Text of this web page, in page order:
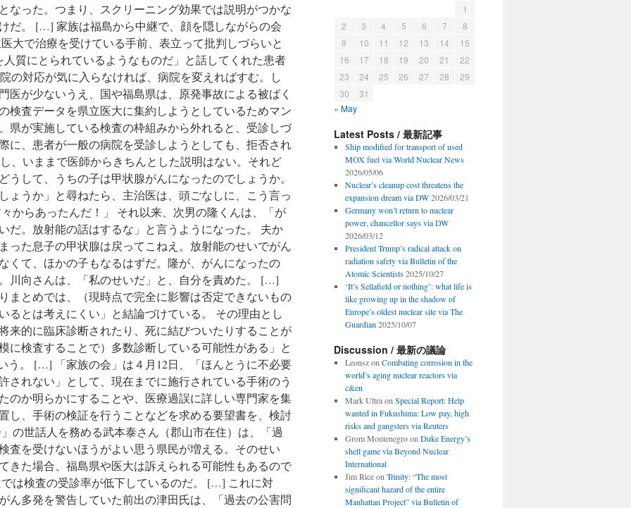
なった。つまり、スクリーニング効果では説明がつかな
だ。 […] 家族は福島から中継で、顔を隠しながらの会
大で治療を受けている手前、表立って批判しづらいと
質にとられているようなものだ」と話してくれた患者
の対応が気に入らなければ、病院を変えればすむ。し
医が少ないうえ、国や福島県は、原発事故による被ばく
検査データを県立医大に集約しようとしているためマン
県が実施している検査の枠組みから外れると、受診しづ
に、患者が一般の病院を受診しようとしても、拒否され
いままで医師からきちんとした説明はない。それど
うして、うちの子は甲状腺がんになったのでしょうか。
ょうか」と尋ねたら、主治医は、頭ごなしに、こう言っ
からあったんだ！」 それ以来、次男の隆くんは、「が
だ。放射能の話はするな」と言うようになった。 夫か
った息子の甲状腺は戻ってこねえ。放射能のせいでがん
くて、ほかの子もなるはずだ。隆が、がんになったの
川向さんは、「私のせいだ」と、自分を責めた。 […]
まとめでは、（現時点で完全に影響は否定できないもの
るとは考えにくい」と結論づけている。 その理由とし
来的に臨床診断されたり、死に結びついたりすることが
に検査することで）多数診断している可能性がある」と
う。 […] 「家族の会」は４月12日、「ほんとうに不必要
されない」として、現在までに施行されている手術のう
のか明らかにすることや、医療過誤に詳しい専門家を集
し、手術の検証を行うことなどを求める要望書を、検討
の世話人を務める武本泰さん（郡山市在住）は、「過
査を受けないほうがよい思う県民が増える。そのせい
きた場合、福島県や医大は訴えられる可能性もあるので
は検査の受診率が低下しているのだ。 […] これに対
ん多発を警告していた前出の津田氏は、「過去の公害問
1
2
3 4 5 6 7
8
9
10 11 12 13 14
15
16
17 18 19 20 21
22
23
24 25 26 27 28
29
30
31
« May
Latest Posts / 最新記事
Ship modified for transport of used
MOX fuel via World Nuclear News
2026/05/06
Nuclear’s cleanup cost threatens the
expansion dream via DW 2026/03/21
Germany won’t return to nuclear
power, chancellor says via DW
2026/03/12
President Trump’s radical attack on
radiation safety via Bulletin of the
Atomic Scientists 2025/10/27
‘It’s Sellafield or nothing’: what life is
like growing up in the shadow of
Europe’s oldest nuclear site via The
Guardian 2025/10/07
Discussion / 最新の議論
Leonszon Combating corrosion in the
world’s aging nuclear reactors via
c&en
Mark Ultraon Special Report: Help
wanted in Fukushima: Low pay, high
risks and gangsters via Reuters
Grom Montenegroon Duke Energy’s
shell game via Beyond Nuclear
International
Jim Riceon Trinity: “The most
significant hazard of the entire
Manhattan Project” via Bulletin of